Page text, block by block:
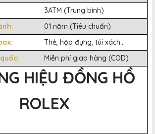
3ATM (Trung bình)
01 năm (Tiêu chuẩn)
Thẻ, hộp đựng, túi xách...
Miễn phí giao hàng (COD)
HIỆU ĐỒNG HỒ
ROLEX